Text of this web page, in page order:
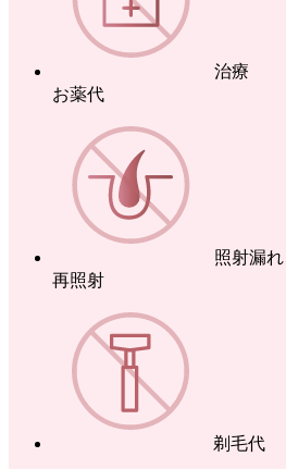
治療
お薬代
照射漏れ
再照射
剃毛代